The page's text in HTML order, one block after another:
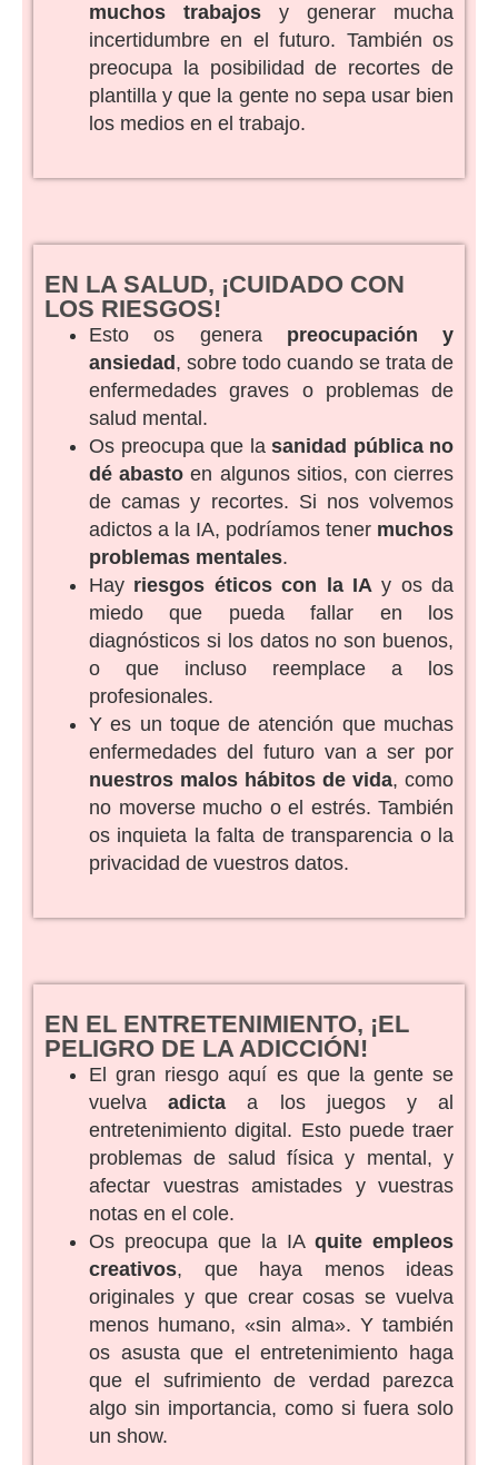
muchos trabajos y generar mucha
incertidumbre en el futuro. También os
preocupa la posibilidad de recortes de
plantilla y que la gente no sepa usar bien
los medios en el trabajo.
EN LA SALUD, ¡CUIDADO CON
LOS RIESGOS!
Esto os genera preocupación y
ansiedad , sobre todo cuando se trata de
enfermedades graves o problemas de
salud mental.
Os preocupa que la sanidad pública no
dé abasto en algunos sitios, con cierres
de camas y recortes. Si nos volvemos
adictos a la IA, podríamos tener muchos
problemas mentales.
Hay riesgos éticos con la IAy os da
miedo que pueda fallar en los
diagnósticos si los datos no son buenos,
o que incluso reemplace a los
profesionales.
Y es un toque de atención que muchas
enfermedades del futuro van a ser por
nuestros malos hábitos de vida, como
no moverse mucho o el estrés. También
os inquieta la falta de transparencia o la
privacidad de vuestros datos.
EN EL ENTRETENIMIENTO, ¡EL
PELIGRO DE LA ADICCIÓN!
El gran riesgo aquí es que la gente se
vuelvaadicta a los juegos y al
entretenimiento digital. Esto puede traer
problemas de salud física y mental, y
afectar vuestras amistades y vuestras
notas en el cole.
Os preocupa que la IA quite empleos
creativos, que haya menos ideas
originales y que crear cosas se vuelva
menos humano, «sin alma». Y también
os asusta que el entretenimiento haga
que el sufrimiento de verdad parezca
algo sin importancia, como si fuera solo
un show.